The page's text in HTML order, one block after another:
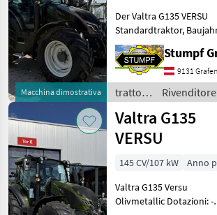
VERSU
G135
MARKETPLACE
Marketplace
Offerte dei
rivenditori
Annunci
Macchina dimostrativa
Der Valtra G135 VERSU
Standardtraktor, Baujahr
2026, ist ein
leistungsstarkes und
vielseitiges Modell, das sich
durch seine moderne
Ausstattung und hohe
Effizienz au
9131
trattori
/ Valtra
Valtra G135
VERSU
145 CV/107 kW Anno
Valtra G135 Versu
Olivmetallic Dotazioni: -